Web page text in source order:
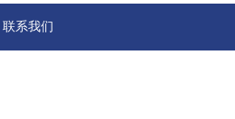
联系我们